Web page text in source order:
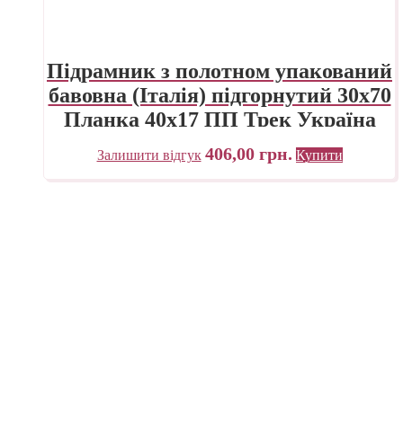
Підрамник з полотном упакований
бавовна (Італія) підгорнутий 30х70
Планка 40х17 ПП Трек Україна
Залишити відгук 406,00 грн. Купити